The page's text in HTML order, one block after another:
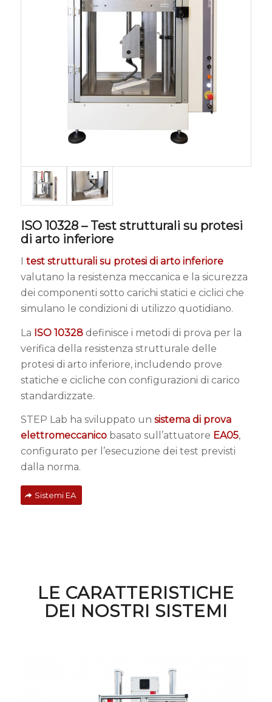
ISO 10328 – Test strutturali su protesi
di arto inferiore
I test strutturali su protesi di arto inferiore
valutano la resistenza meccanica e la sicurezza
dei componenti sotto carichi statici e ciclici che
simulano le condizioni di utilizzo quotidiano.
La ISO 10328definisce i metodi di prova per la
verifica della resistenza strutturale delle
protesi di arto inferiore, includendo prove
statiche e cicliche con configurazioni di carico
standardizzate.
STEP Lab ha sviluppato un sistema di prova
elettromeccanicobasato sull’attuatore EA05,
configurato per l’esecuzione dei test previsti
dalla norma.
Sistemi EA
LE CARATTERISTICHE
DEI NOSTRI SISTEMI